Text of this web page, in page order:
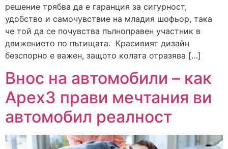
решение трябва да е гаранция за сигурност,
удобство и самочувствие на младия шофьор, така
че той да се почувства пълноправен участник в
движението по пътищата. Красивият дизайн
безспорно е важен, защото колата отразява […]
Внос на автомобили – как
Apex3 прави мечтания ви
автомобил реалност